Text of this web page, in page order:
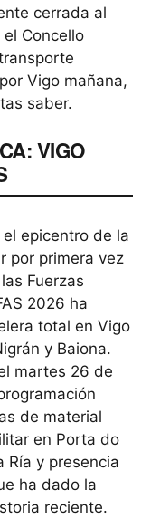
cerrada al
Concello
Vigo mañana,
saber.
VIGO
epicentro de la
por primera vez
Fuerzas
2026 ha
total en Vigo
y Baiona.
martes 26 de
de material
en Porta do
Ría y presencia
ha dado la
reciente.